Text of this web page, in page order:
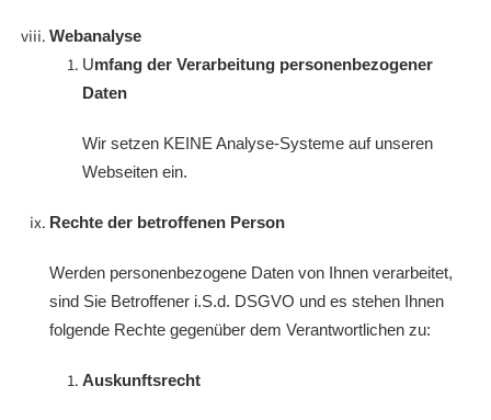
Webanalyse
Umfang der Verarbeitung personenbezogener
Daten
Wir setzen KEINE Analyse-Systeme auf unseren
Webseiten ein.
Rechte der betroffenen Person
Werden personenbezogene Daten von Ihnen verarbeitet,
sind Sie Betroffener i.S.d. DSGVO und es stehen Ihnen
folgende Rechte gegenüber dem Verantwortlichen zu:
Auskunftsrecht